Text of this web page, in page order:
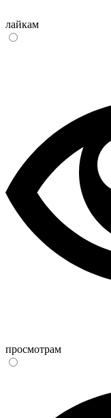
лайкам
просмотрам